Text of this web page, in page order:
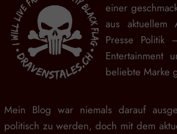
einer
aus aktuellem
Presse Politik
Entertainment
beliebte Marke
Mein Blog war niemals darauf
politisch zu werden, doch mit dem